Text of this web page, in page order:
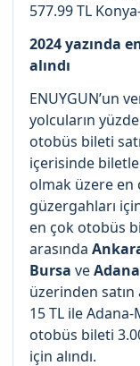
577.99 TL
2024 yazında
alındı
ENUYGUN’un
yolcuların
otobüs bileti
içerisinde
olmak üzere en
güzergahları
en çok otobüs
arasında
Bursa veAdana
üzerinden
15 TL ile
otobüs bileti
için alındı.